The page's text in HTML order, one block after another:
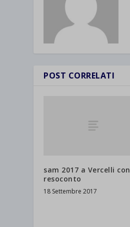
POST CORRELATI
sam 2017 a Vercelli con
resoconto
18 Settembre 2017